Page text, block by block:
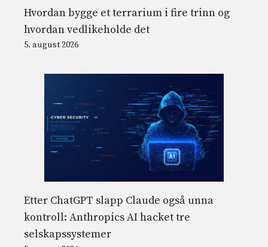
Hvordan bygge et terrarium i fire trinn og
hvordan vedlikeholde det
5. august 2026
Etter ChatGPT slapp Claude også unna
kontroll: Anthropics AI hacket tre
selskapssystemer